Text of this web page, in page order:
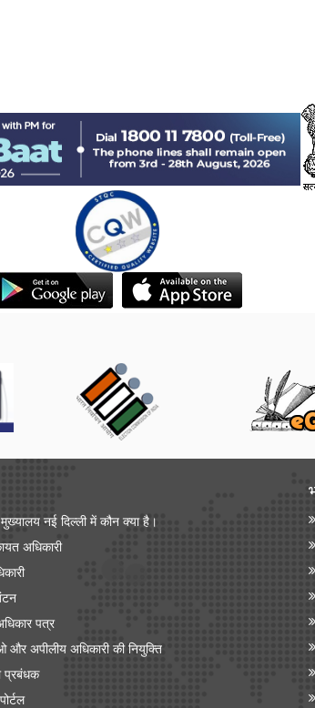
नई दिल्ली में कौन क्या है।
अधिकारी
पत्र
और अपी‍लीय अधिकारी की नियुक्ति
प्रबंधक